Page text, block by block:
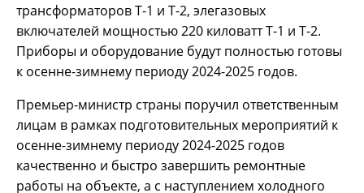
трансформаторов Т-1 и Т-2, элегазовых
включателей мощностью 220 киловатт Т-1 и Т-2.
Приборы и оборудование будут полностью готовы
к осенне-зимнему периоду 2024-2025 годов.
Премьер-министр страны поручил ответственным
лицам в рамках подготовительных мероприятий к
осенне-зимнему периоду 2024-2025 годов
качественно и быстро завершить ремонтные
работы на объекте, а с наступлением холодного